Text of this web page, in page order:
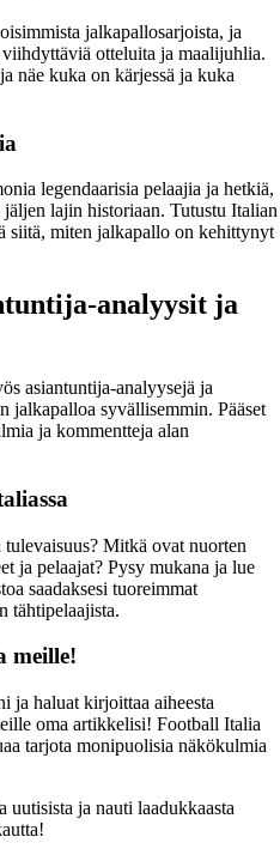
jalkapallosarjoista, ja
otteluita ja maalijuhlia.
näe kuka on kärjessä ja kuka
legendaarisia pelaajia ja hetkiä,
lajin historiaan. Tutustu Italian
siitä, miten jalkapallo on kehittynyt
analyysit ja
asiantuntija-analyysejä ja
jalkapalloa syvällisemmin. Pääset
ja kommentteja alan
Mitkä ovat nuorten
ja pelaajat? Pysy mukana ja lue
saadaksesi tuoreimmat
tähtipelaajista.
meille!
ja haluat kirjoittaa aiheesta
oma artikkelisi! Football Italia
tarjota monipuolisia näkökulmia
uutisista ja nauti laadukkaasta